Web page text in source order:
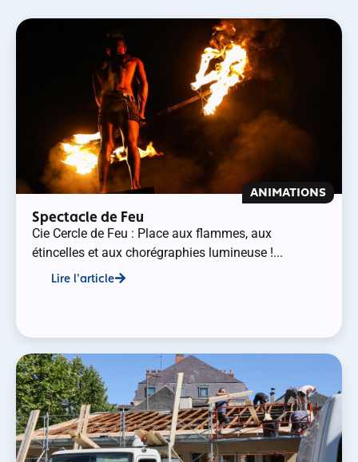
ANIMATIONS
Spectacle de Feu
Cie Cercle de Feu : Place aux flammes, aux
étincelles et aux chorégraphies lumineuse !...
Lire l'article